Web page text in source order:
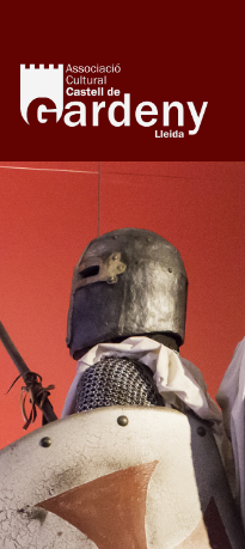
ELS
TURÓ
VISITA EL
QUI SOM
CONTACTE
NOTICIES